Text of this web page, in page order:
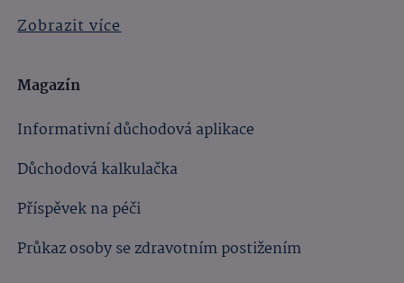
Zobrazit více
Magazín
Informativní důchodová aplikace
Důchodová kalkulačka
Příspěvek na péči
Průkaz osoby se zdravotním postižením